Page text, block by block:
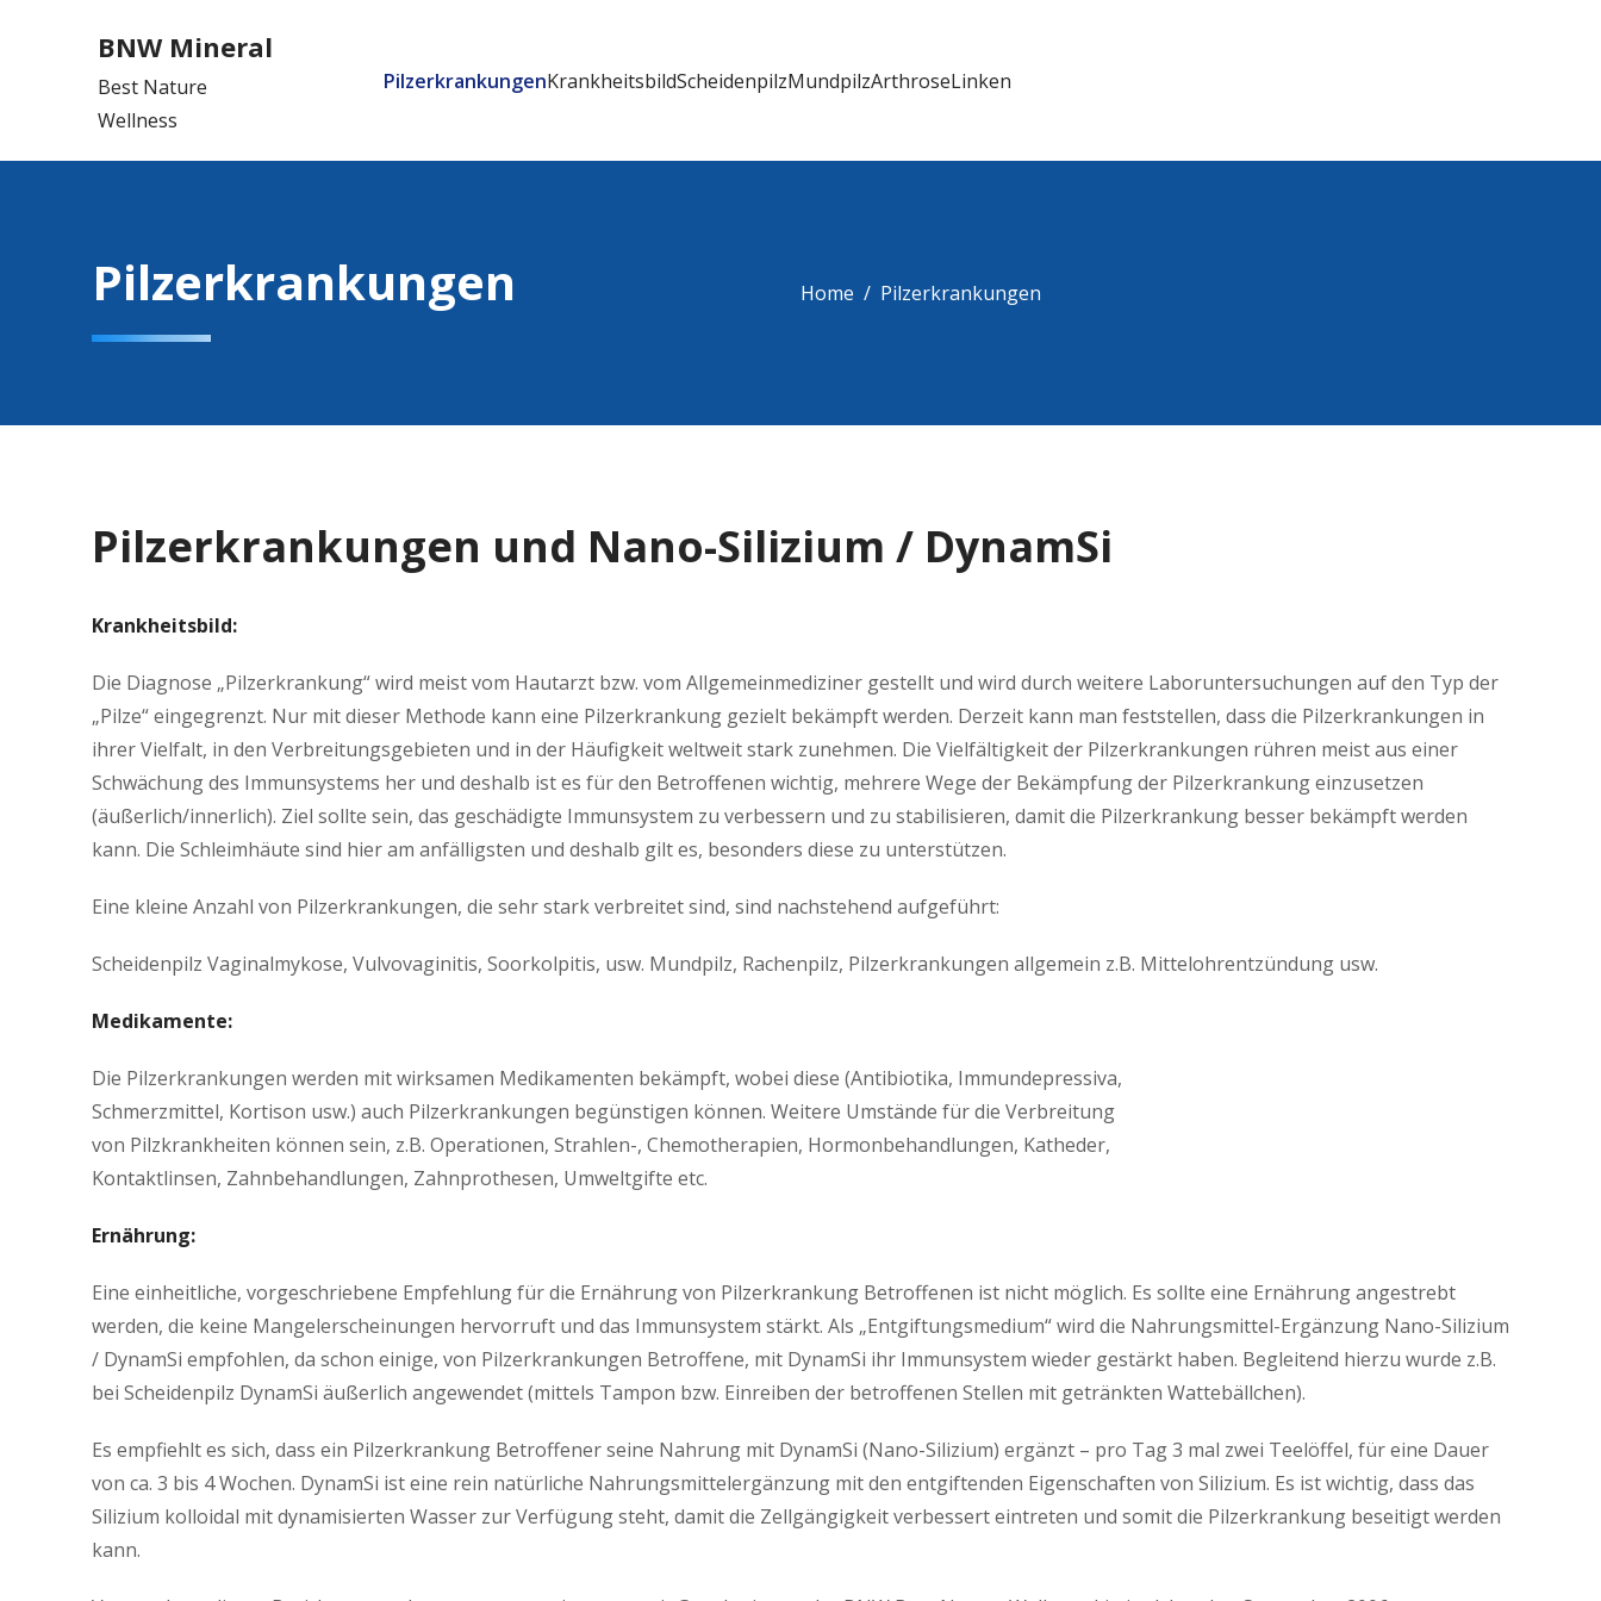
BNW Mineral
Best Nature
Wellness
PilzerkrankungenKrankheitsbildScheidenpilzMundpilzArthroseLinken
Pilzerkrankungen Home Pilzerkrankungen
Pilzerkrankungen und Nano-Silizium / DynamSi
Krankheitsbild:
Die Diagnose „Pilzerkrankung“ wird meist vom Hautarzt bzw. vom Allgemeinmediziner gestellt und wird durch weitere Laboruntersuchungen auf den Typ der
„Pilze“ eingegrenzt. Nur mit dieser Methode kann eine Pilzerkrankung gezielt bekämpft werden. Derzeit kann man feststellen, dass die Pilzerkrankungen in
ihrer Vielfalt, in den Verbreitungsgebieten und in der Häufigkeit weltweit stark zunehmen. Die Vielfältigkeit der Pilzerkrankungen rühren meist aus einer
Schwächung des Immunsystems her und deshalb ist es für den Betroffenen wichtig, mehrere Wege der Bekämpfung der Pilzerkrankung einzusetzen
(äußerlich/innerlich). Ziel sollte sein, das geschädigte Immunsystem zu verbessern und zu stabilisieren, damit die Pilzerkrankung besser bekämpft werden
kann. Die Schleimhäute sind hier am anfälligsten und deshalb gilt es, besonders diese zu unterstützen.
Eine kleine Anzahl von Pilzerkrankungen, die sehr stark verbreitet sind, sind nachstehend aufgeführt:
Scheidenpilz Vaginalmykose, Vulvovaginitis, Soorkolpitis, usw. Mundpilz, Rachenpilz, Pilzerkrankungen allgemein z.B. Mittelohrentzündung usw.
Medikamente:
Die Pilzerkrankungen werden mit wirksamen Medikamenten bekämpft, wobei diese (Antibiotika, Immundepressiva,
Schmerzmittel, Kortison usw.) auch Pilzerkrankungen begünstigen können. Weitere Umstände für die Verbreitung
von Pilzkrankheiten können sein, z.B. Operationen, Strahlen-, Chemotherapien, Hormonbehandlungen, Katheder,
Kontaktlinsen, Zahnbehandlungen, Zahnprothesen, Umweltgifte etc.
Ernährung:
Eine einheitliche, vorgeschriebene Empfehlung für die Ernährung von Pilzerkrankung Betroffenen ist nicht möglich. Es sollte eine Ernährung angestrebt
werden, die keine Mangelerscheinungen hervorruft und das Immunsystem stärkt. Als „Entgiftungsmedium“ wird die Nahrungsmittel-Ergänzung Nano-Silizium
/ DynamSi empfohlen, da schon einige, von Pilzerkrankungen Betroffene, mit DynamSi ihr Immunsystem wieder gestärkt haben. Begleitend hierzu wurde z.B.
bei Scheidenpilz DynamSi äußerlich angewendet (mittels Tampon bzw. Einreiben der betroffenen Stellen mit getränkten Wattebällchen).
Es empfiehlt es sich, dass ein Pilzerkrankung Betroffener seine Nahrung mit DynamSi (Nano-Silizium) ergänzt – pro Tag 3 mal zwei Teelöffel, für eine Dauer
von ca. 3 bis 4 Wochen. DynamSi ist eine rein natürliche Nahrungsmittelergänzung mit den entgiftenden Eigenschaften von Silizium. Es ist wichtig, dass das
Silizium kolloidal mit dynamisierten Wasser zur Verfügung steht, damit die Zellgängigkeit verbessert eintreten und somit die Pilzerkrankung beseitigt werden
kann.